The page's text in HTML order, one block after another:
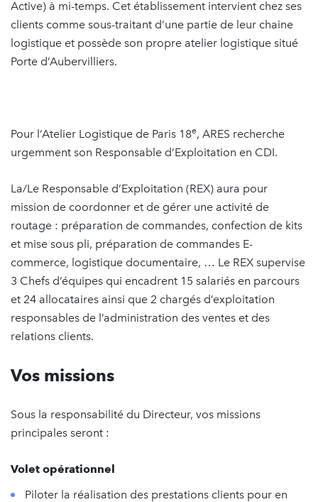
Active) à mi-temps. Cet établissement intervient chez ses
clients comme sous-traitant d’une partie de leur chaine
logistique et possède son propre atelier logistique situé
Porte d’Aubervilliers.
Pour l’Atelier Logistique de Paris 18e, ARES recherche
urgemment son Responsable d’Exploitation en CDI.
La/Le Responsable d’Exploitation (REX) aura pour
mission de coordonner et de gérer une activité de
routage : préparation de commandes, confection de kits
et mise sous pli, préparation de commandes E-
commerce, logistique documentaire, … Le REX supervise
3 Chefs d’équipes qui encadrent 15 salariés en parcours
et 24 allocataires ainsi que 2 chargés d’exploitation
responsables de l’administration des ventes et des
relations clients.
Vos missions
Sous la responsabilité du Directeur, vos missions
principales seront :
Volet opérationnel
Piloter la réalisation des prestations clients pour en